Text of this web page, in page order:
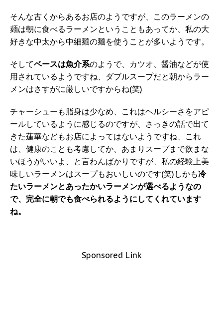
そんな古くからあるお店のようですが、このラーメンの
麺は朝に食べるラーメンということもあってか、私の大
好きな中太から中細麺の麺を使うことが多いようです。
そしてベースは魚介系のようで、カツオ、醤油などが使
用されているようですね、ダブルスープだと朝からラー
メンはさすがに厳しいですからね(笑)
チャーシューも脂身は少なめ、これはヘルシーさをアピ
ールしているように感じるのですが、さっきの話で出て
きた蓮華などもお店によってはないようですね、これ
は、健康のことも考慮してか、あまりスープまで飲まな
いほうがいいよ、と言わんばかりですが、私の経験上美
味しいラーメンはスープもおいしいのです(笑)しかも冷
たいラーメンとあったかいラーメンが選べるようなの
で、完全に朝でも食べられるようにしてくれています
ね。
Sponsored Link